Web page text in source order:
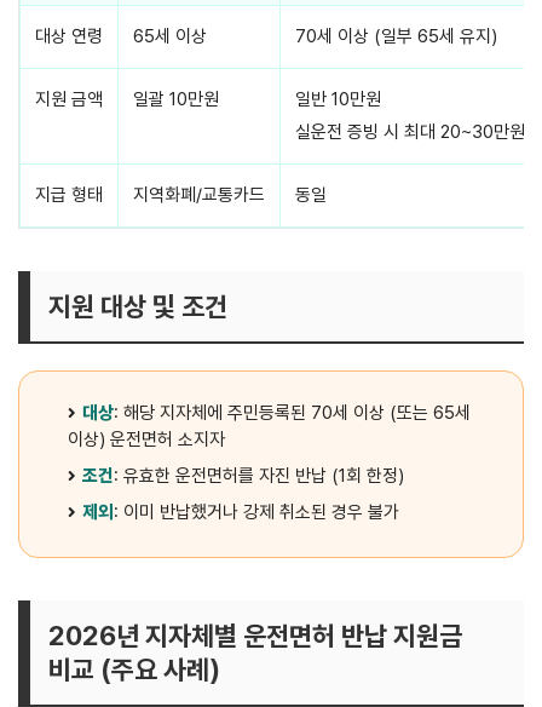
대상 연령 65세 이상 70세 이상 (일부 65세 유지)
지원 금액 일괄 10만원
일반 10만원
실운전 증빙 시 최대 20~30만원
지급 형태 지역화폐/교통카드 동일
지원 대상 및 조건
대상: 해당 지자체에 주민등록된 70세 이상 (또는 65세
이상) 운전면허 소지자
조건: 유효한 운전면허를 자진 반납 (1회 한정)
제외 : 이미 반납했거나 강제 취소된 경우 불가
2026년 지자체별 운전면허 반납 지원금
비교 (주요 사례)